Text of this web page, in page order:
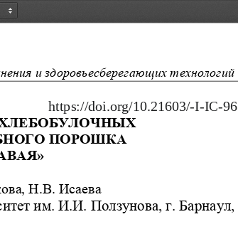
и здоровьесберегающих технологий
https://doi .org/10.21603/-I-IC-96
ПОРОШКА
Н.В. Исаева
им. И.И. Ползунова, г. Барнаул,